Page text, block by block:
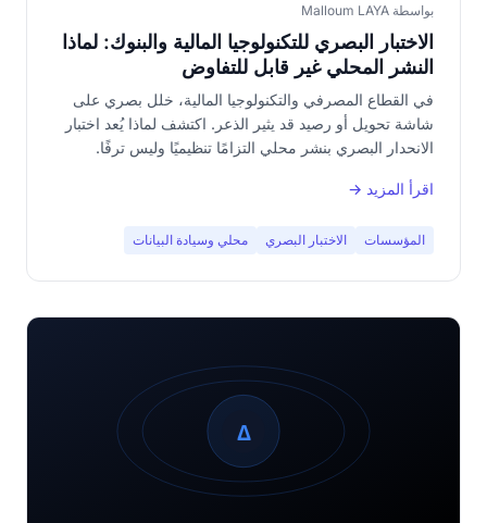
بواسطة Malloum LAYA
الاختبار البصري للتكنولوجيا المالية والبنوك: لماذا
النشر المحلي غير قابل للتفاوض
في القطاع المصرفي والتكنولوجيا المالية، خلل بصري على
شاشة تحويل أو رصيد قد يثير الذعر. اكتشف لماذا يُعد اختبار
الانحدار البصري بنشر محلي التزامًا تنظيميًا وليس ترفًا.
اقرأ المزيد →
المؤسسات الاختبار البصري محلي وسيادة البيانات